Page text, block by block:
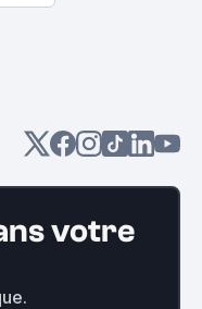
votre